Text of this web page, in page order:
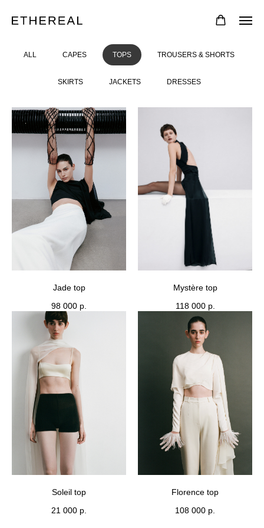
ALL CAPES TOPS TROUSERS & SHORTS
SKIRTS JACKETS DRESSES
Jade top
98 000 р.
Mystère top
118 000 р.
Soleil top
21 000 р.
Florence top
108 000 р.